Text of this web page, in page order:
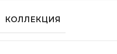
КОЛЛЕКЦИЯ